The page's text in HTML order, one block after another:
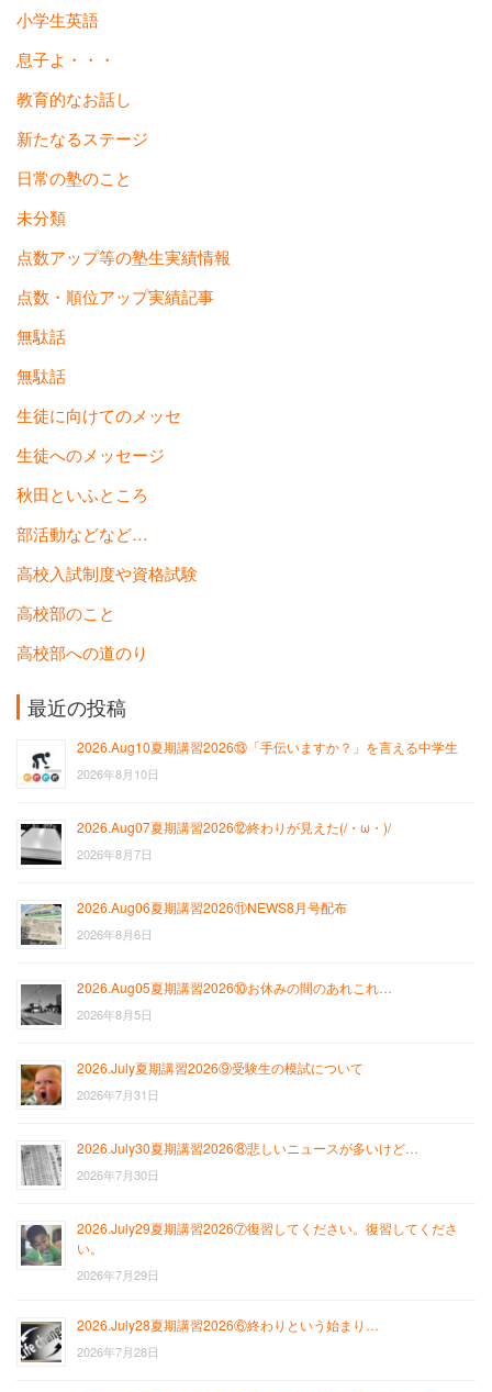
小学生英語
息子よ・・・
教育的なお話し
新たなるステージ
日常の塾のこと
未分類
点数アップ等の塾生実績情報
点数・順位アップ実績記事
無駄話
無駄話
生徒に向けてのメッセ
生徒へのメッセージ
秋田といふところ
部活動などなど…
高校入試制度や資格試験
高校部のこと
高校部への道のり
最近の投稿
2026.Aug10夏期講習2026⑬「手伝いますか？」を言える中学生
2026年8月10日
2026.Aug07夏期講習2026⑫終わりが見えた(/・ω・)/
2026年8月7日
2026.Aug06夏期講習2026⑪NEWS8月号配布
2026年8月6日
2026.Aug05夏期講習2026⑩お休みの間のあれこれ…
2026年8月5日
2026.July夏期講習2026⑨受験生の模試について
2026年7月31日
2026.July30夏期講習2026⑧悲しいニュースが多いけど…
2026年7月30日
2026.July29夏期講習2026⑦復習してください。復習してくださ
い。
2026年7月29日
2026.July28夏期講習2026⑥終わりという始まり…
2026年7月28日